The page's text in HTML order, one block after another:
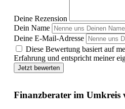
Deine Rezension
Dein Name
Deine E-Mail-Adresse
Diese Bewertung basiert auf
Erfahrung und entspricht meiner
Jetzt bewerten
Finanzberater im Umkreis